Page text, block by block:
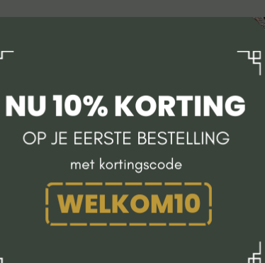
Hanglamp
Tafellamp